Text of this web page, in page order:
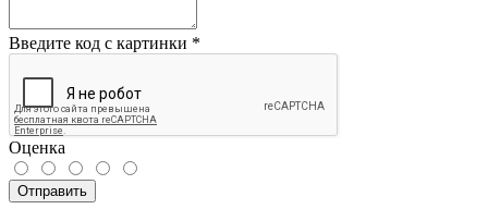
Введите код с картинки *
Оценка
Отправить